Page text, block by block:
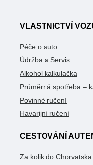
VLASTNICTVÍ
Péče o auto
Údržba a Servis
Alkohol kalkulačka
Průměrná spotřeba –
Povinné ručení
Havarijní ručení
CESTOVÁNÍ
Za kolik do